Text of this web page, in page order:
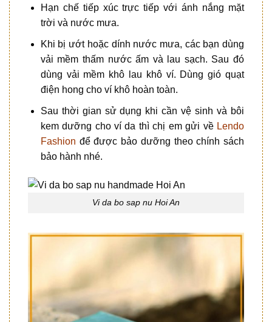
Hạn chế tiếp xúc trực tiếp với ánh nắng mặt
trời và nước mưa.
Khi bị ướt hoặc dính nước mưa, các bạn dùng
vải mềm thấm nước ấm và lau sạch. Sau đó
dùng vải mềm khô lau khô ví. Dùng gió quạt
điện hong cho ví khô hoàn toàn.
Sau thời gian sử dụng khi cần vệ sinh và bôi
kem dưỡng cho ví da thì chị em gửi về Lendo
Fashion để được bảo dưỡng theo chính sách
bảo hành nhé.
Vi da bo sap nu Hoi An